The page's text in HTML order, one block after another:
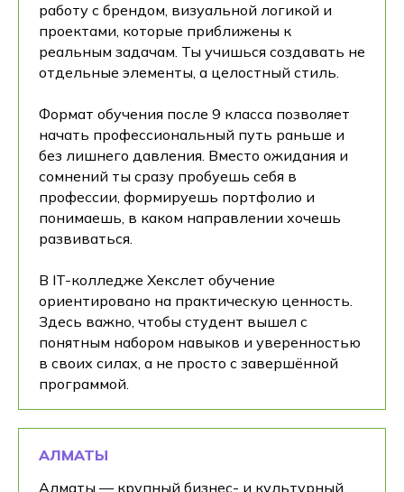
работу с брендом, визуальной логикой и
проектами, которые приближены к
реальным задачам. Ты учишься создавать не
отдельные элементы, а целостный стиль.
Формат обучения после 9 класса позволяет
начать профессиональный путь раньше и
без лишнего давления. Вместо ожидания и
сомнений ты сразу пробуешь себя в
профессии, формируешь портфолио и
понимаешь, в каком направлении хочешь
развиваться.
В IT-колледже Хекслет обучение
ориентировано на практическую ценность.
Здесь важно, чтобы студент вышел с
понятным набором навыков и уверенностью
в своих силах, а не просто с завершённой
программой.
АЛМАТЫ
Алматы — крупный бизнес- и культурный
+7
Записаться
После отправки заявки откроется чат-
консультант. В нём вы сможете получить
консультацию прямо сейчас, не дожидаясь
звонка менеджера.
Нажимая на кнопку Получить консультацию я даю
Согласие на обработку персональных данных